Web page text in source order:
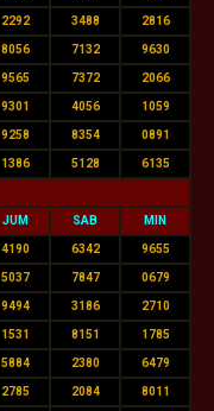
2292 3488 2816
8056 7132 9630
9565 7372 2066
9301 4056 1059
9258 8354 0891
1386 5128 6135
JUM SAB MIN
4190 6342 9655
5037 7847 0679
9494 3186 2710
1531 8151 1785
5884 2380 6479
2785 2084 8011